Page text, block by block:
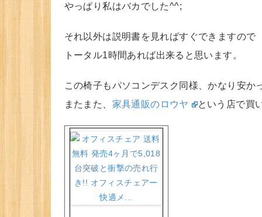
やっぱり私はバカでした^^;
それ以外は説明書を見ればすぐできますので
トータル1時間あれば出来ると思います。
この椅子もパソコンデスク同様、かなり安か
またまた、 家具通販のロウヤ という店で買